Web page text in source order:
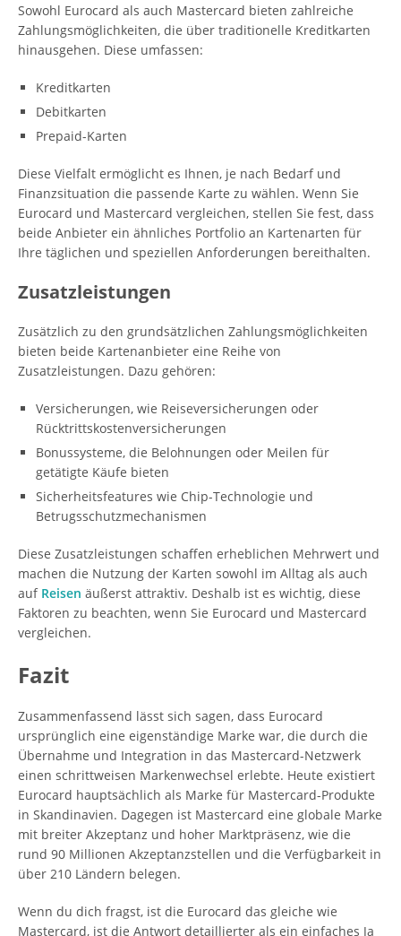
Sowohl Eurocard als auch Mastercard bieten zahlreiche
Zahlungsmöglichkeiten, die über traditionelle Kreditkarten
hinausgehen. Diese umfassen:
Kreditkarten
Debitkarten
Prepaid-Karten
Diese Vielfalt ermöglicht es Ihnen, je nach Bedarf und
Finanzsituation die passende Karte zu wählen. Wenn Sie
Eurocard und Mastercard vergleichen, stellen Sie fest, dass
beide Anbieter ein ähnliches Portfolio an Kartenarten für
Ihre täglichen und speziellen Anforderungen bereithalten.
Zusatzleistungen
Zusätzlich zu den grundsätzlichen Zahlungsmöglichkeiten
bieten beide Kartenanbieter eine Reihe von
Zusatzleistungen. Dazu gehören:
Versicherungen, wie Reiseversicherungen oder
Rücktrittskostenversicherungen
Bonussysteme, die Belohnungen oder Meilen für
getätigte Käufe bieten
Sicherheitsfeatures wie Chip-Technologie und
Betrugsschutzmechanismen
Diese Zusatzleistungen schaffen erheblichen Mehrwert und
machen die Nutzung der Karten sowohl im Alltag als auch
auf Reisen äußerst attraktiv. Deshalb ist es wichtig, diese
Faktoren zu beachten, wenn Sie Eurocard und Mastercard
vergleichen.
Fazit
Zusammenfassend lässt sich sagen, dass Eurocard
ursprünglich eine eigenständige Marke war, die durch die
Übernahme und Integration in das Mastercard-Netzwerk
einen schrittweisen Markenwechsel erlebte. Heute existiert
Eurocard hauptsächlich als Marke für Mastercard-Produkte
in Skandinavien. Dagegen ist Mastercard eine globale Marke
mit breiter Akzeptanz und hoher Marktpräsenz, wie die
rund 90 Millionen Akzeptanzstellen und die Verfügbarkeit in
über 210 Ländern belegen.
Wenn du dich fragst, ist die Eurocard das gleiche wie
Mastercard, ist die Antwort detaillierter als ein einfaches Ja